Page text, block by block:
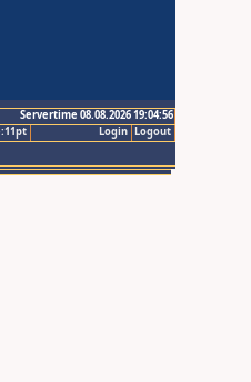
Servertime 08.08.2026 19:04:56
Logout
Login